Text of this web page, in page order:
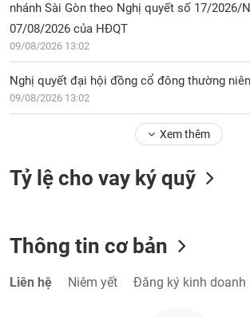
nhánh Sài Gòn theo Nghị quyết số 17/2026/
07/08/2026 của HĐQT
09/08/2026 13:02
Nghị quyết đại hội đồng cổ đông thường
09/08/2026 13:02
Xem thêm
Tỷ lệ cho vay ký quỹ
Thông tin cơ bản
Liên hệ Niêm yết Đăng ký kinh doanh